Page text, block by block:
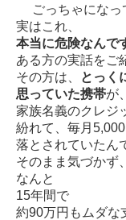
ごっちゃになっ
実はこれ、
本当に危険なんで
ある方の実話をご
その方は、
とっく
思っていた携帯が、
家族名義のクレジ
紛れて、毎月
落とされていたん
そのまま気づかず、
なんと
15年間で
約90万円もムダな